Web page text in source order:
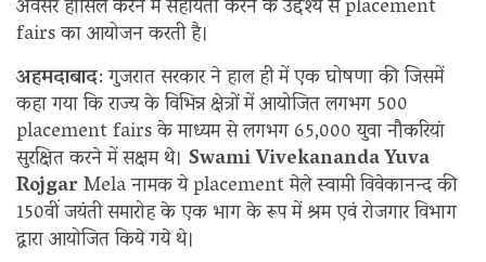
अवसर हासिल करने में सहायता करने के उद्देश्य से placement
fairs का आयोजन करती है।
अहमदाबाद: गुजरात सरकार ने हाल ही में एक घोषणा की जिसमें
कहा गया कि राज्य के विभिन्न क्षेत्रों में आयोजित लगभग 500
placement fairs के माध्यम से लगभग 65,000 युवा नौकरियां
सुरक्षित करने में सक्षम थे। Swami Vivekananda Yuva
RojgarMela नामक ये placement मेले स्वामी विवेकानन्द की
150वीं जयंती समारोह के एक भाग के रूप में श्रम एवं रोजगार विभाग
द्वारा आयोजित किये गये थे।